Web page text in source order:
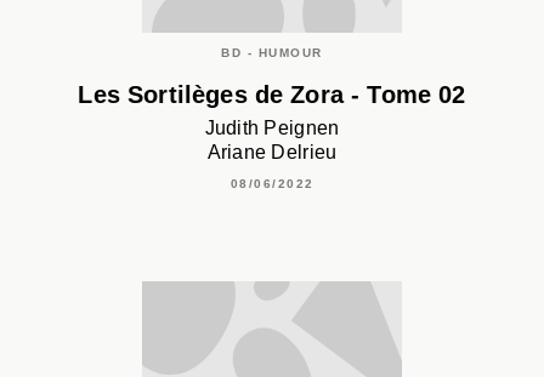
BD - HUMOUR
Les Sortilèges de Zora - Tome 02
Judith Peignen
Ariane Delrieu
08/06/2022